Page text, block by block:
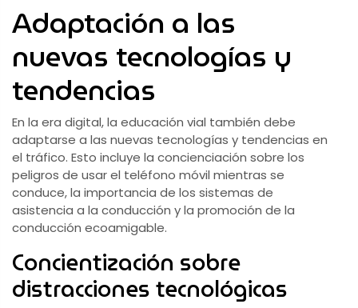
Adaptación a las
nuevas tecnologías y
tendencias
En la era digital, la educación vial también debe
adaptarse a las nuevas tecnologías y tendencias en
el tráfico. Esto incluye la concienciación sobre los
peligros de usar el teléfono móvil mientras se
conduce, la importancia de los sistemas de
asistencia a la conducción y la promoción de la
conducción ecoamigable.
Concientización sobre
distracciones tecnológicas